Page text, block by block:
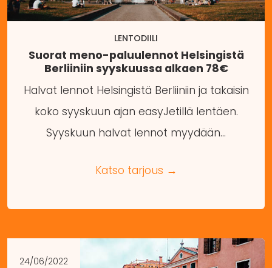
LENTODIILI
Suorat meno-paluulennot Helsingistä
Berliiniin syyskuussa alkaen 78€
Halvat lennot Helsingistä Berliiniin ja takaisin
koko syyskuun ajan easyJetillä lentäen.
Syyskuun halvat lennot myydään…
Katso tarjous →
24/06/2022